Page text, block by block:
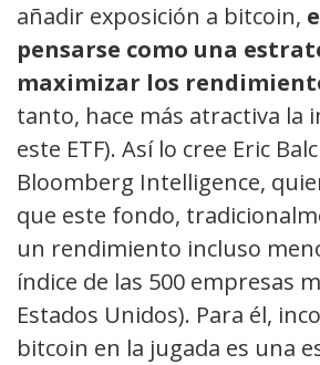
añadir exposición a bitcoin,
pensarse como una
maximizar los
tanto, hace más atractiva la
este ETF). Así lo cree Eric
Bloomberg Intelligence,
que este fondo,
un rendimiento incluso
índice de las 500 empresas
Estados Unidos). Para él,
bitcoin en la jugada es una